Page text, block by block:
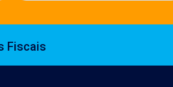
Fiscais